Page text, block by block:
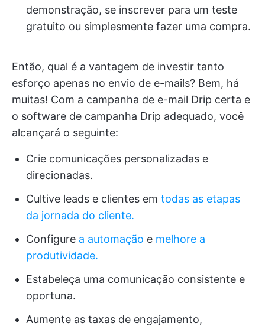
demonstração, se inscrever para um teste
gratuito ou simplesmente fazer uma compra.
Então, qual é a vantagem de investir tanto
esforço apenas no envio de e-mails? Bem, há
muitas! Com a campanha de e-mail Drip certa e
o software de campanha Drip adequado, você
alcançará o seguinte:
Crie comunicações personalizadas e
direcionadas.
Cultive leads e clientes em todas as etapas
da jornada do cliente.
Configure a automação e melhore a
produtividade.
Estabeleça uma comunicação consistente e
oportuna.
Aumente as taxas de engajamento,